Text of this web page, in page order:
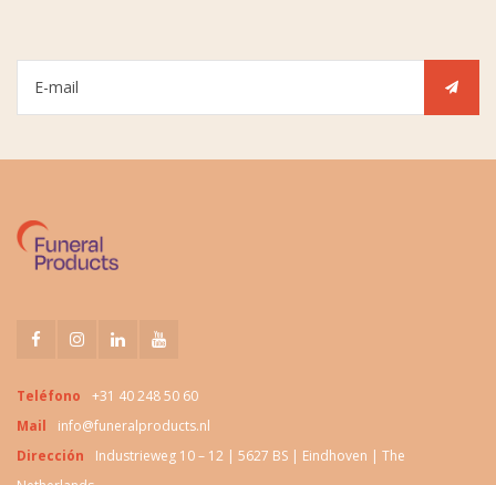
Teléfono
+31 40 248 50 60
Mail
info@funeralproducts.nl
Dirección
Industrieweg 10 – 12 | 5627 BS | Eindhoven | The